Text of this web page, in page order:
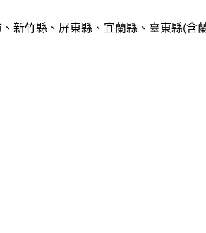
竹縣、屏東縣、宜蘭縣、臺東縣(